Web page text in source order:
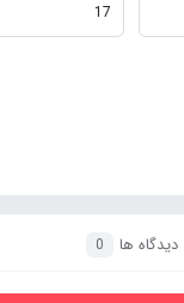
17
دیدگاه ها 0